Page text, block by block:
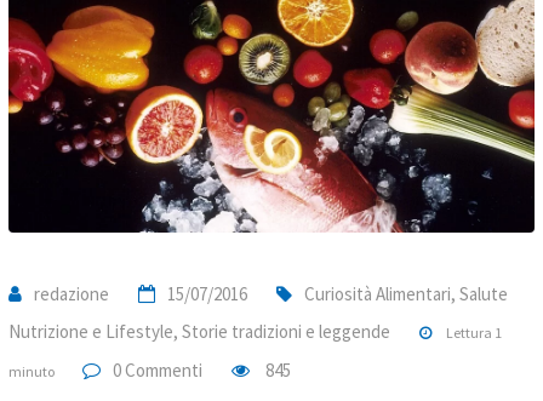
redazione 15/07/2016 Curiosità Alimentari, Salute
Nutrizione e Lifestyle, Storie tradizioni e leggende Lettura 1
minuto 0 Commenti 845